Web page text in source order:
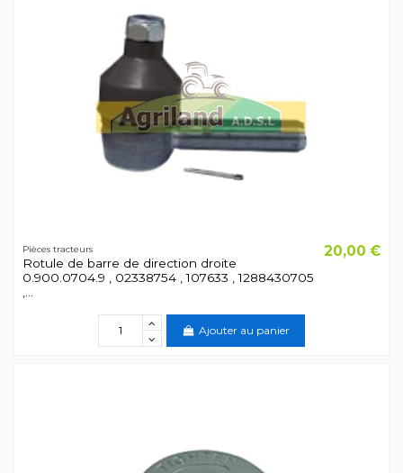
Pièces tracteurs
Rotule de barre de direction droite
0.900.0704.9 , 02338754 , 107633 , 1288430705
,...
20,00 €
Ajouter au panier